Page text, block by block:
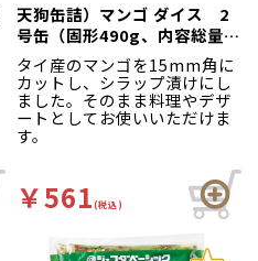
天狗缶詰）マンゴ ダイス 2
号缶（固形490g、内容総量
825g）
タイ産のマンゴを15mm角に
カットし、シラップ漬けにし
ました。そのまま料理やデザ
ートとしてお使いいただけま
す。
￥561(税込)